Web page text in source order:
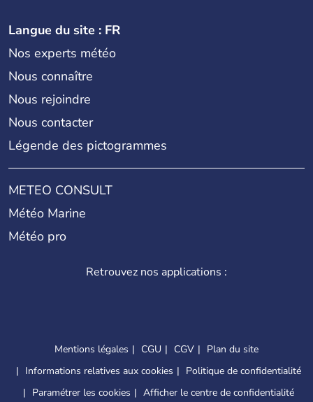
Langue du site : FR
Nos experts météo
Nous connaître
Nous rejoindre
Nous contacter
Légende des pictogrammes
METEO CONSULT
Météo Marine
Météo pro
Retrouvez nos applications :
Mentions légales CGU CGV
Plan du site
Informations relatives aux cookies
Politique de confidentialité
Paramétrer les cookies
Afficher le centre de confidentialité